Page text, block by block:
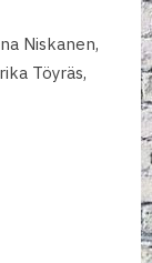
Niskanen,
Töyräs,